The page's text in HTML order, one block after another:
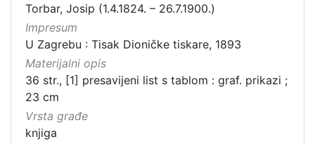
Torbar, Josip (1.4.1824. – 26.7.1900.)
Impresum
U Zagrebu : Tisak Dioničke tiskare, 1893
Materijalni opis
36 str., [1] presavijeni list s tablom : graf. prikazi ;
23 cm
Vrsta građe
knjiga